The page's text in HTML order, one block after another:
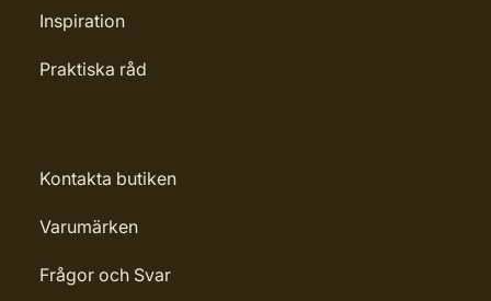
Inspiration
Praktiska råd
Kontakta butiken
Varumärken
Frågor och Svar